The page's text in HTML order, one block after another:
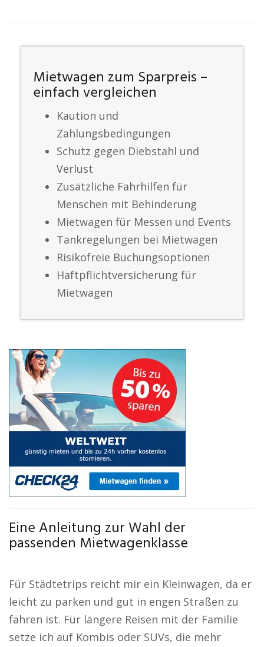
Mietwagen zum Sparpreis –
einfach vergleichen
Kaution und
Zahlungsbedingungen
Schutz gegen Diebstahl und
Verlust
Zusätzliche Fahrhilfen für
Menschen mit Behinderung
Mietwagen für Messen und Events
Tankregelungen bei Mietwagen
Risikofreie Buchungsoptionen
Haftpflichtversicherung für
Mietwagen
Eine Anleitung zur Wahl der
passenden Mietwagenklasse
Für Städtetrips reicht mir ein Kleinwagen, da er
leicht zu parken und gut in engen Straßen zu
fahren ist. Für längere Reisen mit der Familie
setze ich auf Kombis oder SUVs, die mehr